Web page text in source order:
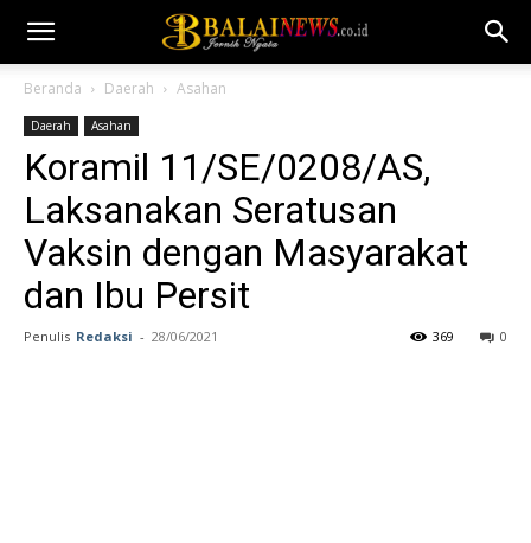
Beranda Daerah Asahan
Daerah Asahan
Koramil 11/SE/0208/AS,
Laksanakan Seratusan
Vaksin dengan Masyarakat
dan Ibu Persit
Penulis Redaksi - 28/06/2021 0
369